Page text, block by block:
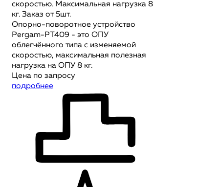
скоростью. Максимальная нагрузка 8
кг. Заказ от 5шт.
Опорно-поворотное устройство
Pergam-PT409 - это ОПУ
облегчённого типа с изменяемой
скоростью, максимальная полезная
нагрузка на ОПУ 8 кг.
Цена по запросу
подробнее